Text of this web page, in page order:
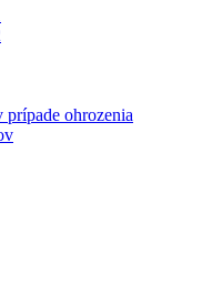
ohrozenia